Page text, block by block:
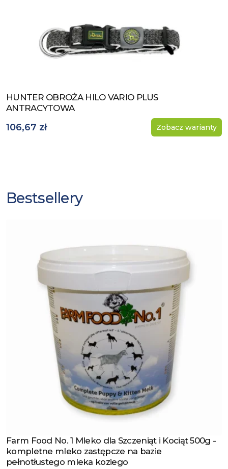
Zobacz produkt
HUNTER OBROŻA HILO VARIO PLUS
ANTRACYTOWA
106,67 zł Zobacz warianty
Bestsellery
Zobacz produkt
Farm Food No. 1 Mleko dla Szczeniąt i Kociąt 500g -
kompletne mleko zastępcze na bazie
pełnotłustego mleka koziego